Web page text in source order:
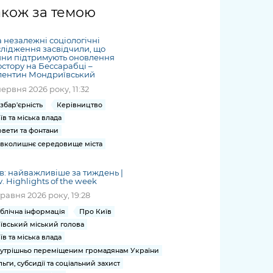
Безбар'єрність
Київська міська військова
адміністрація
Портал послуг
Міський застосунок Київ
Цифровий
Важливе під час
воєнного стану
міській військовій
адміністрації
«Ініціатива
«Партнерство
«Відкритий Уряд» –
місцевий рівень»
Важливе під час
дій чи
про
на
дашборди
та
/
журналіст
ський
запит /
Submitting
a media
request
за темою
незалежні соціологічні
засвідчили, що
підтримують оновлення
на Бессарабці –
Мондриївський
2026 року, 11:32
Керівництво
та міська влада
та фонтани
середовище міста
найважливіше за тиждень |
Highlights of the week
2026 року, 19:28
інформація
Про Київ
міський голова
та міська влада
переміщеним громадянам України
субсидії та соціальний захист